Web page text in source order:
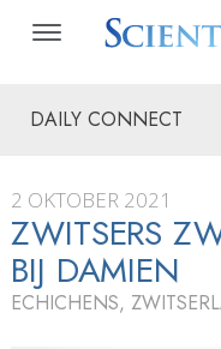
DAILY CONNECT
2 OKTOBER 2021
ZWITSERS
BIJ DAMIEN
ECHICHENS,